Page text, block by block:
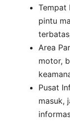
Tempat
pintu
Area
motor,
Pusat
masuk,